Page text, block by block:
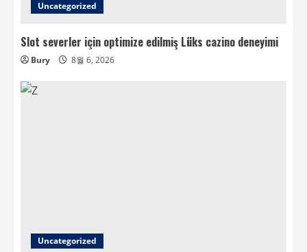
Uncategorized
Slot severler için optimize edilmiş Lüks cazino deneyimi
Bury 8월 6, 2026
Uncategorized